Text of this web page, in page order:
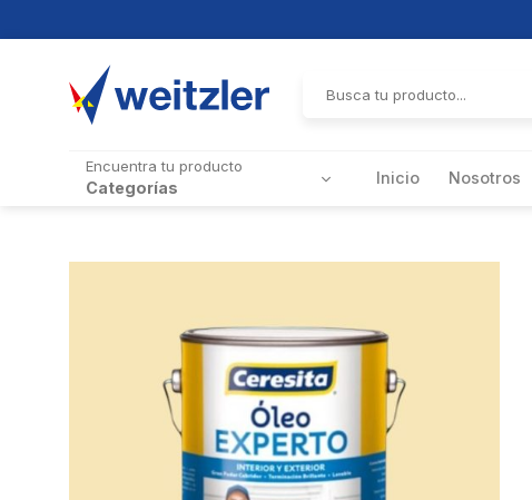
por:
Encuentra tu producto
Categorías Inicio Nosotros